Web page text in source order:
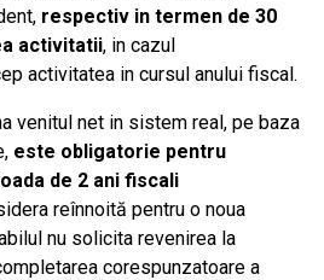
respectiv in termen de 30
activitatii, in cazul
activitatea in cursul anului fiscal.
venitul net in sistem real, pe baza
este obligatorie pentru
de 2 ani fiscali
reînnoită pentru o noua
nu solicita revenirea la
corespunzatoare a